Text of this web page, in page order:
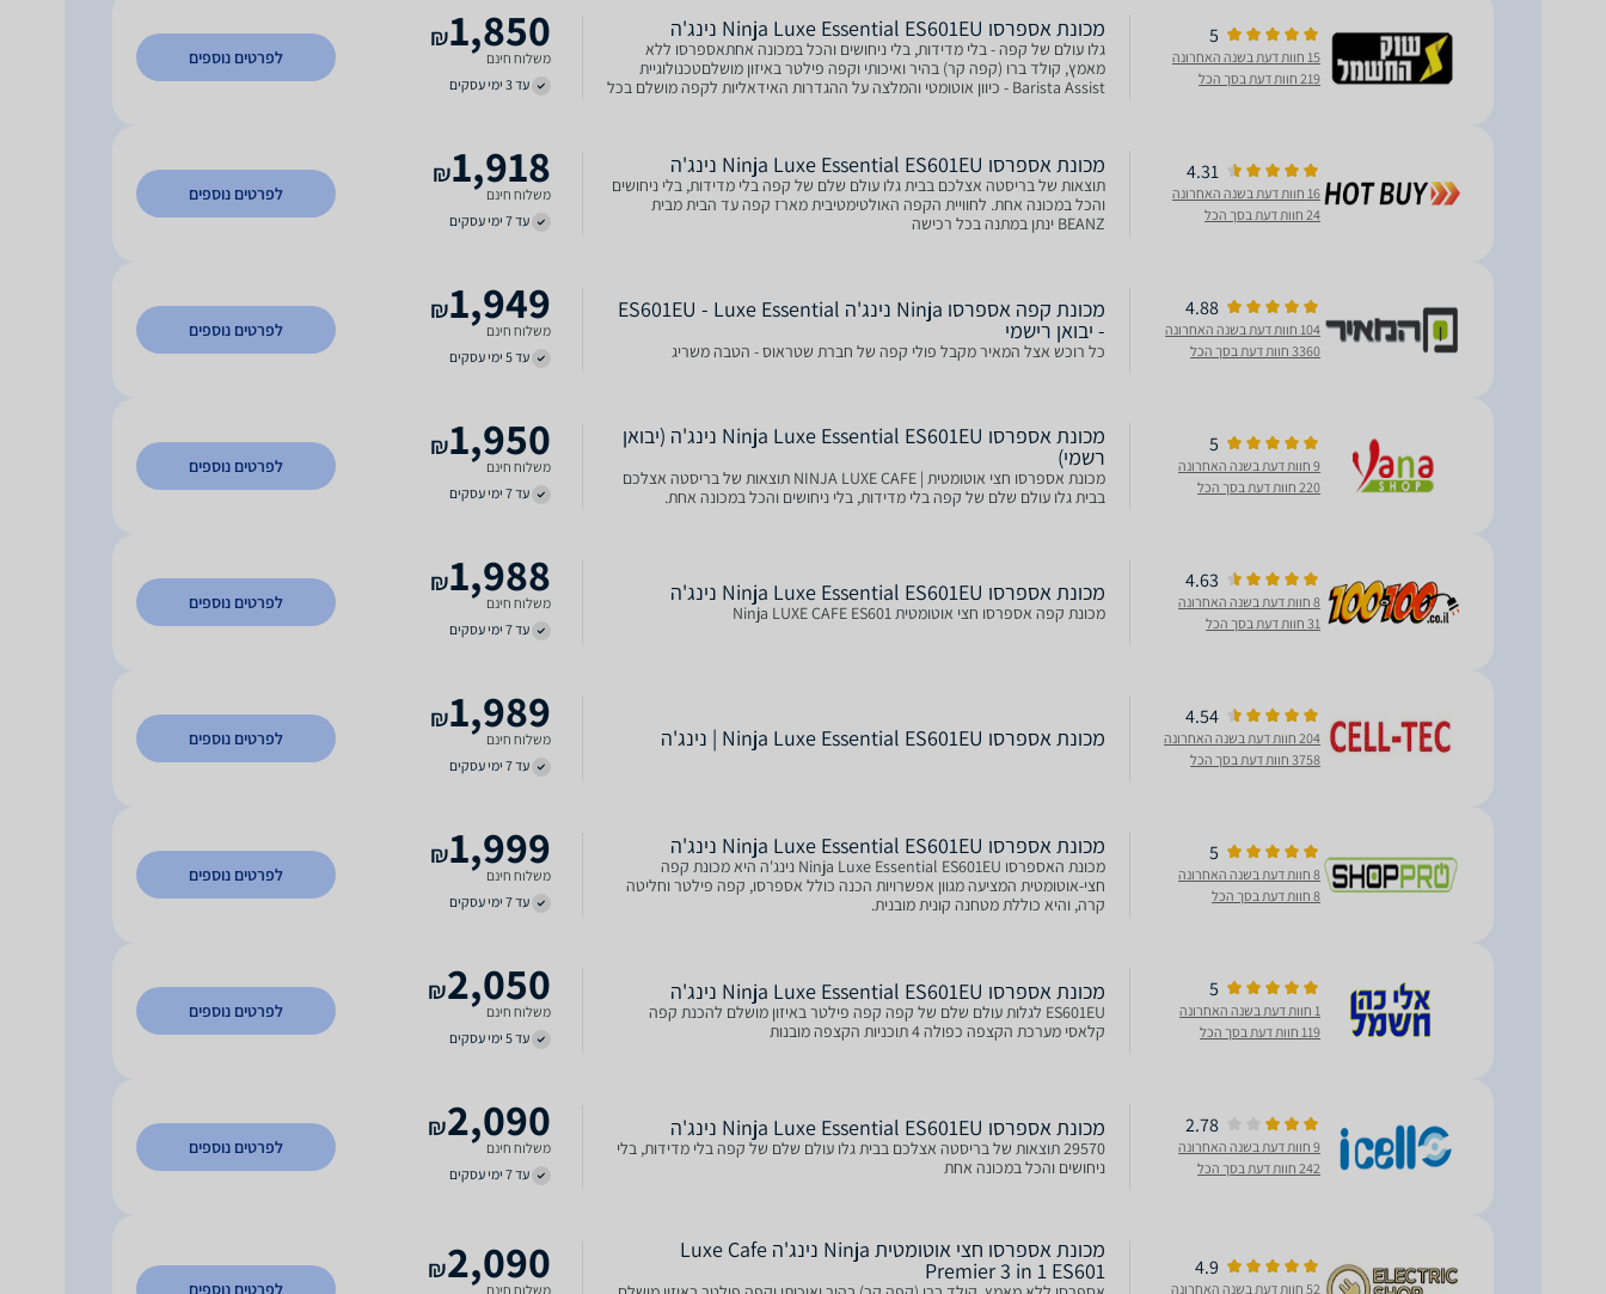
5
15 חוות דעת בשנה האחרונה
219 חוות דעת בסך הכל
‏מכונת אספרסו Ninja Luxe Essential ES601EU נינג'ה
גלו עולם של קפה - בלי מדידות, בלי ניחושים והכל במכונה אחתאספרסו ללא
מאמץ, קולד ברו (קפה קר) בהיר ואיכותי וקפה פילטר באיזון מושלםטכנולוגיית
Barista Assist - כיוון אוטומטי והמלצה על ההגדרות האידאליות לקפה מושלם בכל
1,850
₪
משלוח חינם
עד 3 ימי עסקים
לפרטים נוספים
4.31
16 חוות דעת בשנה האחרונה
24 חוות דעת בסך הכל
‏מכונת אספרסו Ninja Luxe Essential ES601EU נינג'ה
תוצאות של בריסטה אצלכם בבית גלו עולם שלם של קפה בלי מדידות, בלי ניחושים
והכל במכונה אחת. לחוויית הקפה האולטימטיבית מארז קפה עד הבית מבית
BEANZ ינתן במתנה בכל רכישה
1,918
₪
משלוח חינם
עד 7 ימי עסקים
לפרטים נוספים
4.88
104 חוות דעת בשנה האחרונה
3360 חוות דעת בסך הכל
‏מכונת קפה אספרסו Ninja נינג'ה ES601EU - Luxe Essential
- יבואן רישמי
כל רוכש אצל המאיר מקבל פולי קפה של חברת שטראוס - הטבה משריג
1,949
₪
משלוח חינם
עד 5 ימי עסקים
לפרטים נוספים
5
9 חוות דעת בשנה האחרונה
220 חוות דעת בסך הכל
‏מכונת אספרסו Ninja Luxe Essential ES601EU נינג'ה (יבואן
רשמי)
מכונת אספרסו חצי אוטומטית | NINJA LUXE CAFE תוצאות של בריסטה אצלכם
בבית גלו עולם שלם של קפה בלי מדידות, בלי ניחושים והכל במכונה אחת.
1,950
₪
משלוח חינם
עד 7 ימי עסקים
לפרטים נוספים
4.63
8 חוות דעת בשנה האחרונה
31 חוות דעת בסך הכל
‏מכונת אספרסו Ninja Luxe Essential ES601EU נינג'ה
מכונת קפה אספרסו חצי אוטומטית Ninja LUXE CAFE ES601
1,988
₪
משלוח חינם
עד 7 ימי עסקים
לפרטים נוספים
4.54
204 חוות דעת בשנה האחרונה
3758 חוות דעת בסך הכל
‏מכונת אספרסו Ninja Luxe Essential ES601EU | נינג'ה 1,989
₪
משלוח חינם
עד 7 ימי עסקים
לפרטים נוספים
5
8 חוות דעת בשנה האחרונה
8 חוות דעת בסך הכל
‏מכונת אספרסו Ninja Luxe Essential ES601EU נינג'ה
מכונת האספרסו Ninja Luxe Essential ES601EU נינג'ה היא מכונת קפה
חצי-אוטומטית המציעה מגוון אפשרויות הכנה כולל אספרסו, קפה פילטר וחליטה
קרה, והיא כוללת מטחנה קונית מובנית.
1,999
₪
משלוח חינם
עד 7 ימי עסקים
לפרטים נוספים
5
1 חוות דעת בשנה האחרונה
119 חוות דעת בסך הכל
‏מכונת אספרסו Ninja Luxe Essential ES601EU נינג'ה
ES601EU לגלות עולם שלם של קפה קפה פילטר באיזון מושלם להכנת קפה
קלאסי מערכת הקצפה כפולה 4 תוכניות הקצפה מובנות
2,050
₪
משלוח חינם
עד 5 ימי עסקים
לפרטים נוספים
2.78
9 חוות דעת בשנה האחרונה
242 חוות דעת בסך הכל
‏מכונת אספרסו Ninja Luxe Essential ES601EU נינג'ה
29570 תוצאות של בריסטה אצלכם בבית גלו עולם שלם של קפה בלי מדידות, בלי
ניחושים והכל במכונה אחת
2,090
₪
משלוח חינם
עד 7 ימי עסקים
לפרטים נוספים
4.9
52 חוות דעת בשנה האחרונה
מכונת אספרסו חצי אוטומטית Ninja נינג'ה Luxe Cafe
Premier 3 in 1 ES601
2,090
₪
משלוח חינם לפרטים נוספים